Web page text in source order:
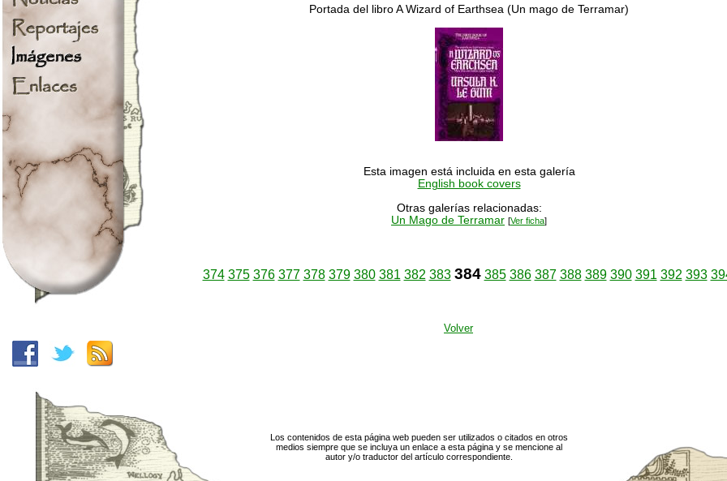
Portada del libro A Wizard of Earthsea (Un mago de Terramar)
Esta imagen está incluida en esta galería
English book covers
Otras galerías relacionadas:
Un Mago de Terramar [Ver ficha]
374 375 376 377 378 379 380 381 382 383 384 385 386 387 388 389 390 391 392 393
Volver
Los contenidos de esta página web pueden ser utilizados o citados en otros
medios siempre que se incluya un enlace a esta página y se mencione al
autor y/o traductor del artículo correspondiente.